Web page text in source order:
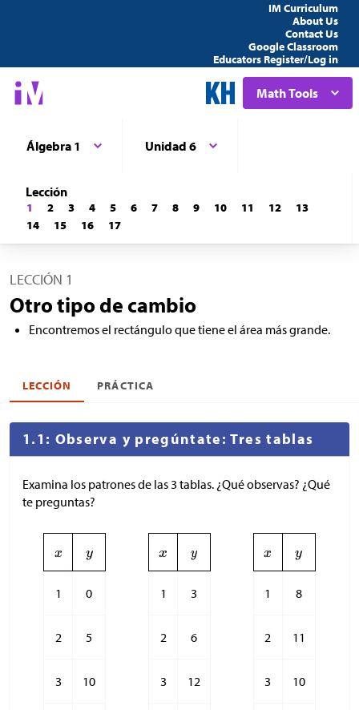
IM Curriculum
About Us
Contact Us
Google Classroom
Educators Register/Log in
Math Tools
Álgebra 1 Unidad 6
Lección
1 2 3 4 5 6 7 8 9 10 11 12
13
14
15 16 17
LECCIÓN 1
Otro tipo de cambio
Encontremos el rectángulo que tiene el área más grande.
LECCIÓN PRÁCTICA
1.1: Observa y pregúntate: Tres tablas
Examina los patrones de las 3 tablas. ¿Qué observas? ¿Qué
te preguntas?
1 0
2 5
3 10
1 3
2 6
3 12
1 8
2 11
3 10